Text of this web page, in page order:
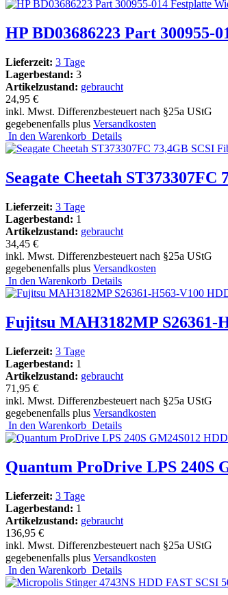
HP BD03686223 Part 300955-
Lieferzeit: 3 Tage
Lagerbestand: 3
Artikelzustand: gebraucht
24,95 €
inkl. Mwst. Differenzbesteuert nach §25a UStG
gegebenenfalls plus Versandkosten
In den Warenkorb Details
Seagate Cheetah
Lieferzeit: 3 Tage
Lagerbestand: 1
Artikelzustand: gebraucht
34,45 €
inkl. Mwst. Differenzbesteuert nach §25a UStG
gegebenenfalls plus Versandkosten
In den Warenkorb Details
Fujitsu MAH3182MP S26361-
Lieferzeit: 3 Tage
Lagerbestand: 1
Artikelzustand: gebraucht
71,95 €
inkl. Mwst. Differenzbesteuert nach §25a UStG
gegebenenfalls plus Versandkosten
In den Warenkorb Details
Quantum ProDrive LPS 240S
Lieferzeit: 3 Tage
Lagerbestand: 1
Artikelzustand: gebraucht
136,95 €
inkl. Mwst. Differenzbesteuert nach §25a UStG
gegebenenfalls plus Versandkosten
In den Warenkorb Details